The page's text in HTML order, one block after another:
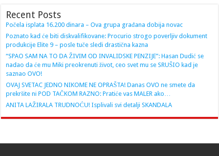
Recent Posts
Počela isplata 16.200 dinara – Ova grupa građana dobija novac
Poznato kad će biti diskvalifikovane: Procurio strogo poverljiv dokument
produkcije Elite 9 – posle tuče sledi drastična kazna
“SPAO SAM NA TO DA ŽIVIM OD INVALIDSKE PENZIJE”: Hasan Dudić se
nadao da će mu Miki preokrenuti život, ceo svet mu se SRUŠIO kad je
saznao OVO!
OVAJ SVETAC JEDNO NIKOME NE OPRAŠTA! Danas OVO ne smete da
prekršite ni POD TAČKOM RAZNO: Pratiće vas MALER ako…
ANITA LAŽIRALA TRUDNOĆU! Isplivali svi detalji SKANDALA